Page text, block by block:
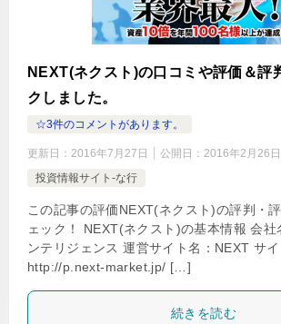
NEXT(ネクスト)の口コミや評価＆評
クしました。
☆3件のコメントがあります。
更新日： 2016年7月27日 公開日： 2016年2月26日
投資情報サイト-な行
この記事の評価NEXT(ネクスト)の評判・
ェック！ NEXT(ネクスト)の基本情報 会社
ンテリジェンス 運営サイト名：NEXT サイ
http://p.next-market.jp/ […]
続きを読む